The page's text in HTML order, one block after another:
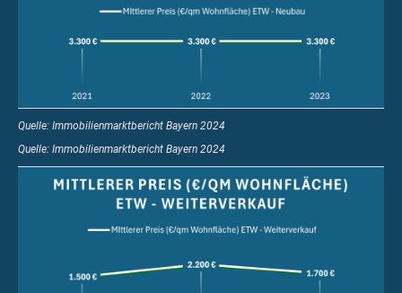
Quelle: Immobilienmarktbericht Bayern 2024
Quelle: Immobilienmarktbericht Bayern 2024